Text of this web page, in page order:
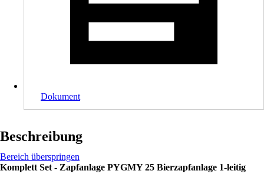
Dokument
Beschreibung
Bereich überspringen
Komplett Set - Zapfanlage PYGMY 25 Bierzapfanlage 1-leitig